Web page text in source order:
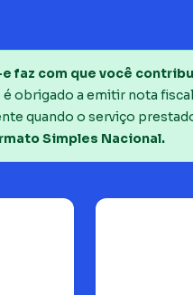
e faz com que você
é obrigado a emitir nota
quando o serviço
Simples Nacional.